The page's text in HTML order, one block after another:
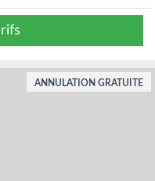
ANNULATION GRATUITE